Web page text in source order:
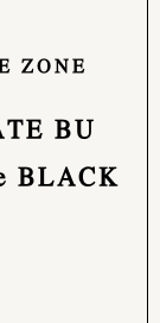
ZONE
BU
BLACK